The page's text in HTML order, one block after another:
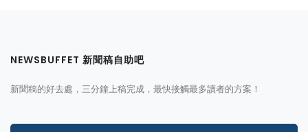
NEWSBUFFET 新聞稿自助吧
新聞稿的好去處，三分鐘上稿完成，最快接觸最多讀者的方案！